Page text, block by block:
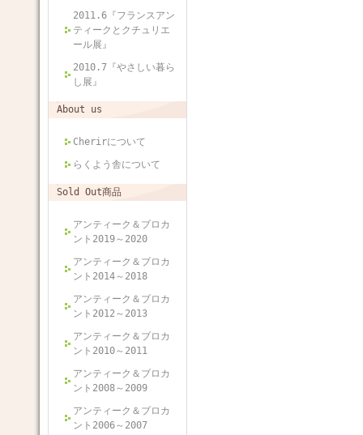
2011.6『フランスアン
ティークとクチュリエ
ール展』
2010.7『やさしい暮ら
し展』
About us
Cherirについて
らくよう舎について
Sold Out商品
アンティーク＆ブロカ
ント2019～2020
アンティーク＆ブロカ
ント2014～2018
アンティーク＆ブロカ
ント2012～2013
アンティーク＆ブロカ
ント2010～2011
アンティーク＆ブロカ
ント2008～2009
アンティーク＆ブロカ
ント2006～2007